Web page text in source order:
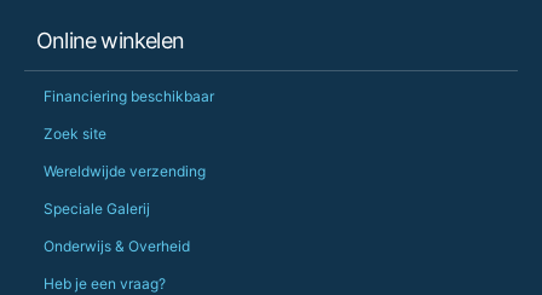
Online winkelen
Financiering beschikbaar
Zoek site
Wereldwijde verzending
Speciale Galerij
Onderwijs & Overheid
Heb je een vraag?